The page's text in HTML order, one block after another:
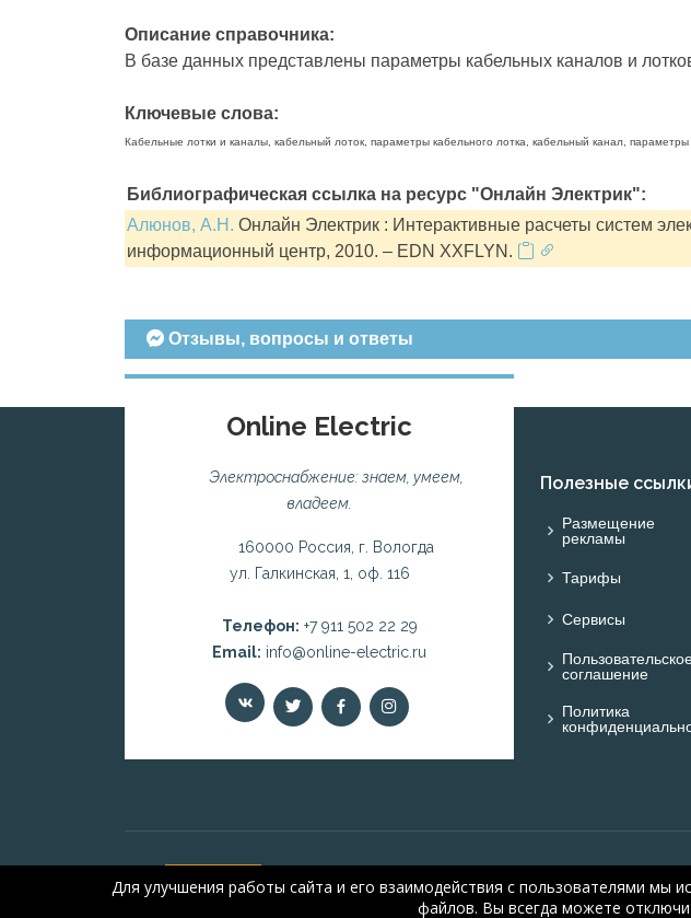
Описание справочника:
В базе данных представлены параметры кабельных каналов и
Ключевые слова:
Кабельные лотки и каналы, кабельный лоток, параметры кабельного лотка, кабельный канал, параметры
Библиографическая ссылка на ресурс "Онлайн Электрик":
Алюнов, А.Н. Онлайн Электрик : Интерактивные расчеты систем
информационный центр, 2010. – EDN XXFLYN.
Отзывы, вопросы и ответы
Online Electric
Электроснабжение: знаем, умеем,
владеем.
160000 Россия, г. Вологда
ул. Галкинская, 1, оф. 116
Телефон: +7 911 502 22 29
Email: info@online-electric.ru
Полезные
Размещение
рекламы
Тарифы
Сервисы
соглашение
Политика
Для улучшения работы сайта и его взаимодействия с пользователями
файлов. Вы всегда можете